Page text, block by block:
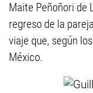
Maite Peñoñori de
regreso de la
viaje que, según
México.